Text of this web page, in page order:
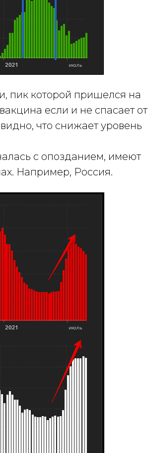
пик которой пришелся на
если и не спасает от
что снижает уровень
с опозданием, имеют
Например, Россия.